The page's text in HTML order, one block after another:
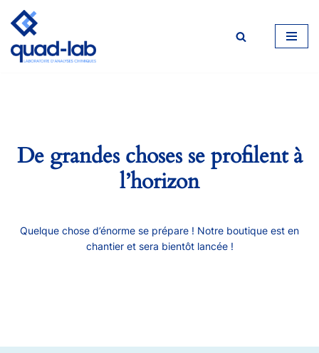
Aller
au
De grandes choses se profilent à
l’horizon
Quelque chose d’énorme se prépare ! Notre boutique est en
chantier et sera bientôt lancée !